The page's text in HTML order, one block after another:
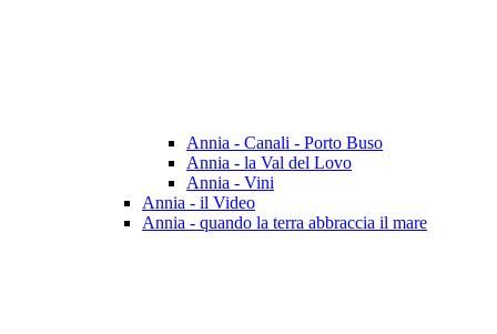
Annia - Canali - Porto Buso
Annia - la Val del Lovo
Annia - Vini
Annia - il Video
Annia - quando la terra abbraccia il mare